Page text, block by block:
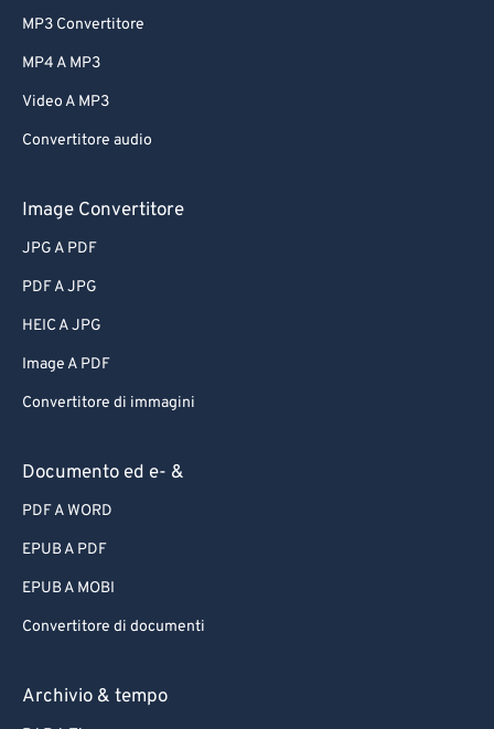
MP3 Convertitore
MP4 A MP3
Video A MP3
Convertitore audio
Image Convertitore
JPG A PDF
PDF A JPG
HEIC A JPG
Image A PDF
Convertitore di immagini
Documento ed e- &
PDF A WORD
EPUB A PDF
EPUB A MOBI
Convertitore di documenti
Archivio & tempo